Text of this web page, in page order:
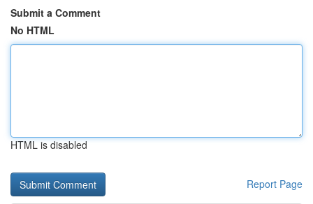
Submit a Comment
No HTML
HTML is disabled
Report Page